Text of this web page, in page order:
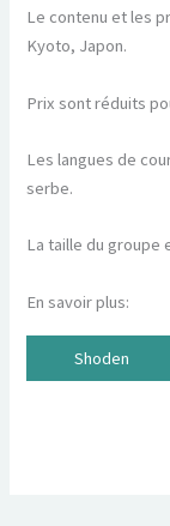
Le contenu et les
Kyoto, Japon.
Prix sont réduits
Les langues de
serbe.
La taille du groupe
En savoir plus:
Shoden